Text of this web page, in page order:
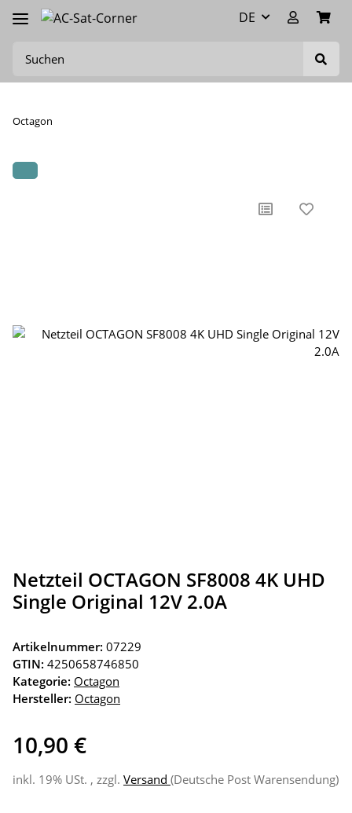
DE
Octagon
Netzteil OCTAGON SF8008 4K UHD
Single Original 12V 2.0A
Artikelnummer: 07229
GTIN: 4250658746850
Kategorie: Octagon
Hersteller: Octagon
10,90 €
inkl. 19% USt. , zzgl. Versand (Deutsche Post Warensendung)